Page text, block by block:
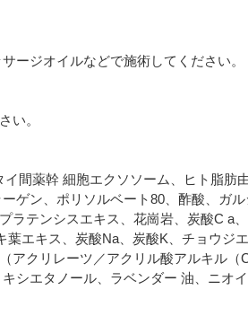
ージオイルなどで施術してください。
い。
間薬幹 細胞エクソソーム、ヒト脂肪
ゲン、ポリソルベート80、酢酸、ガ
ラテンシスエキス、花崗岩、炭酸C a
エキス、炭酸Na、炭酸K、チョウジ
クリレーツ／アクリル酸アルキル（
シエタノール、ラベンダー 油、ニオ